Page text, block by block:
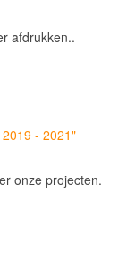
afdrukken..
- 2021"
onze projecten.